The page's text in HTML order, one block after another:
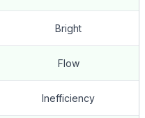
Bright
Flow
Inefficiency